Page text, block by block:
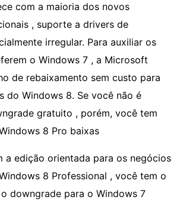
com a maioria dos novos
, suporte a drivers de
irregular. Para auxiliar os
o Windows 7 , a Microsoft
de rebaixamento sem custo para
do Windows 8. Se você não é
gratuito , porém, você tem
8 Pro baixas
a edição orientada para os negócios
8 Professional , você tem o
downgrade para o Windows 7